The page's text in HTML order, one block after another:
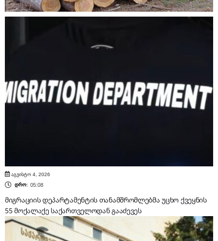
აგვისტო 4, 2026
დრო: 05:08
მიგრაციის დეპარტამენტის თანამშრომლებმა უცხო ქვეყნის
55 მოქალაქე საქართველოდან გააძევეს